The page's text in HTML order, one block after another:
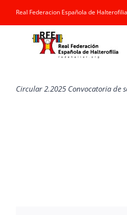
Saltar
al
contenido
Real Federacion Española de
Circular 2.2025 Convocatoria de